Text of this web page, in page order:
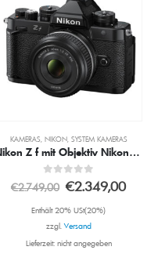
KAMERAS NIKON, SYSTEM KAMERAS
Nikon Z f mit Objektiv Nikon Z 40mm 2.0 (SE)
0 out of 5
€2.749,00 €2.349,00
Enthält 20% USt(20%)
zzgl.Versand
Lieferzeit: nicht angegeben